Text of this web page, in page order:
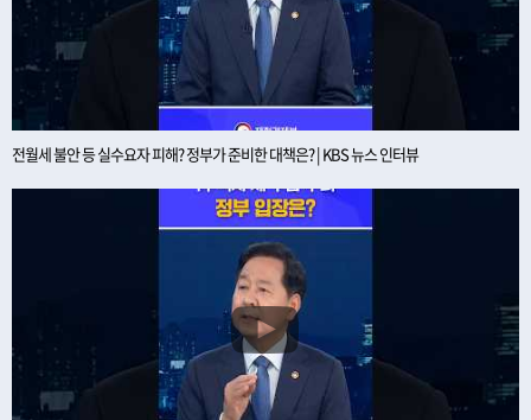
전월세 불안 등 실수요자 피해? 정부가 준비한 대책은? | KBS 뉴스 인터뷰